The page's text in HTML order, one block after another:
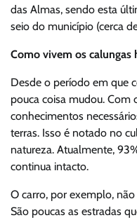
das Almas, sendo esta
seio do município (cerca
Como vivem os calungas
Desde o período em que
pouca coisa mudou. Com
conhecimentos
terras. Isso é notado no
natureza. Atualmente,
continua intacto.
O carro, por exemplo,
São poucas as estradas